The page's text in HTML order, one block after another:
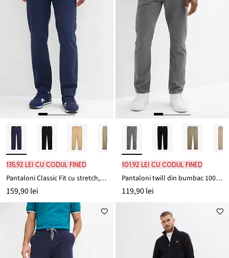
135,92 lei cu codul FINED
Pantaloni Classic Fit cu stretch, Straight
159,90 lei
101,92 lei cu codul FINED
Pantaloni twill din bumbac 100%, regular fit, straight
119,90 lei